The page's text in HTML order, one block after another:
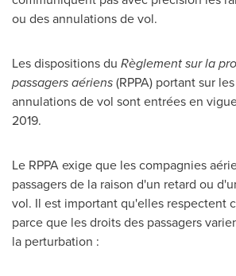
ou des annulations de vol.
Les dispositions du Règlement sur la
passagers aériens(RPPA) portant sur
annulations de vol sont entrées en
2019.
Le RPPA exige que les compagnies
passagers de la raison d'un retard ou
vol. Il est important qu'elles respectent
parce que les droits des passagers
la perturbation :